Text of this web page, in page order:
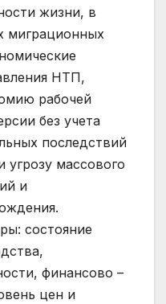
жизни, в
миграционных
НТП,
рабочей
без учета
последствий
угрозу массового
и
состояние
финансово –
цен и